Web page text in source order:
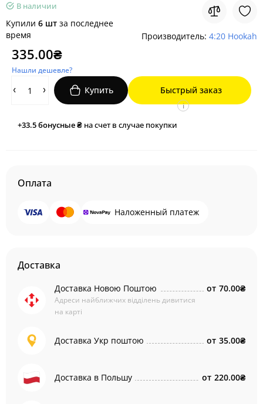
В наличии
Купили 6 шт за последнее
время
Производитель: 4:20 Hookah
335.00₴
Нашли дешевле?
Купить Быстрый заказ
+33.5бонусные ₴ на счет в случае покупки
i
Оплата
Наложенный платеж
Доставка
Доставка Новою Поштою
Адреси найближчих відділень дивитися
на карті
от 70.00₴
Доставка Укр поштою от 35.00₴
Доставка в Польшу от 220.00₴